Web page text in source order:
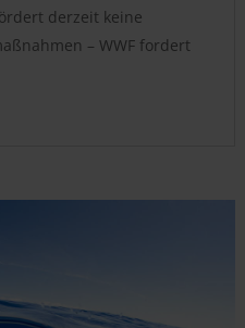
derzeit keine
– WWF fordert